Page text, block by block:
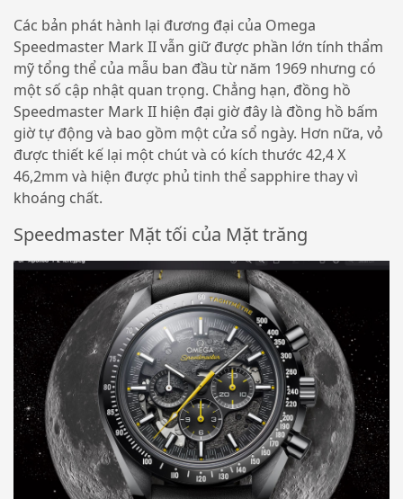
Các bản phát hành lại đương đại của Omega
Speedmaster Mark II vẫn giữ được phần lớn tính thẩm
mỹ tổng thể của mẫu ban đầu từ năm 1969 nhưng có
một số cập nhật quan trọng. Chẳng hạn, đồng hồ
Speedmaster Mark II hiện đại giờ đây là đồng hồ bấm
giờ tự động và bao gồm một cửa sổ ngày. Hơn nữa, vỏ
được thiết kế lại một chút và có kích thước 42,4 X
46,2mm và hiện được phủ tinh thể sapphire thay vì
khoáng chất.
Speedmaster Mặt tối của Mặt trăng